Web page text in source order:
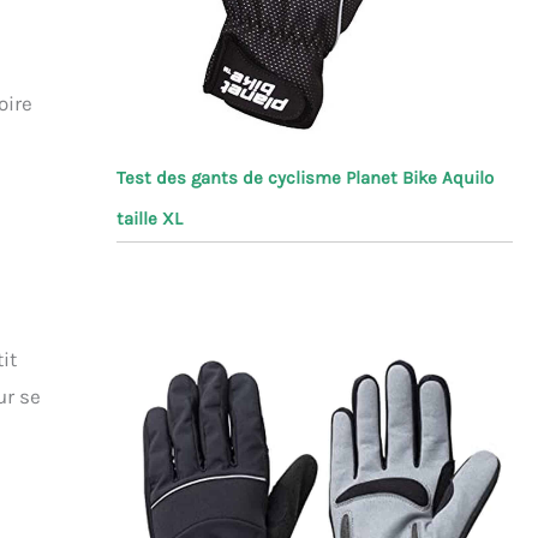
se
Test des gants de cyclisme Planet Bike Aquilo
taille XL